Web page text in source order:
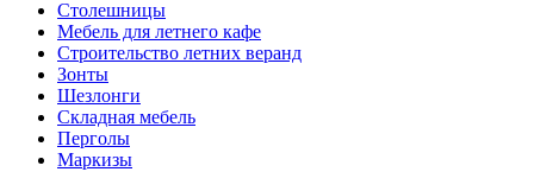
Столешницы
Мебель для летнего кафе
Строительство летних веранд
Зонты
Шезлонги
Складная мебель
Перголы
Маркизы